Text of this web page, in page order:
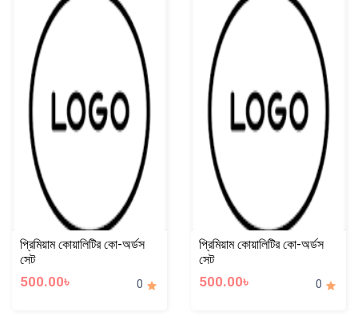
প্রিমিয়াম কোয়ালিটির কো-অর্ডস
সেট
500.00৳ 0
প্রিমিয়াম কোয়ালিটির কো-অর্ডস
সেট
500.00৳ 0